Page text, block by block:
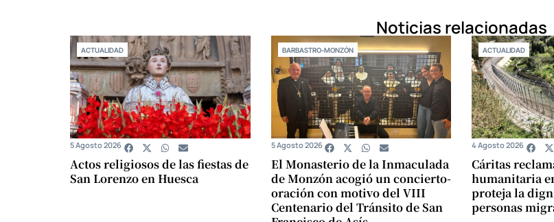
Noticias relacionadas
ACTUALIDAD
Actos religiosos de las fiestas de
San Lorenzo en Huesca
5 Agosto 2026
BARBASTRO-MONZÓN
El Monasterio de la Inmaculada
de Monzón acogió un concierto-
oración con motivo del VIII
Centenario del Tránsito de San
5 Agosto 2026
ACTUALIDAD
Cáritas
humanitaria
proteja la
personas
4 Agosto 2026